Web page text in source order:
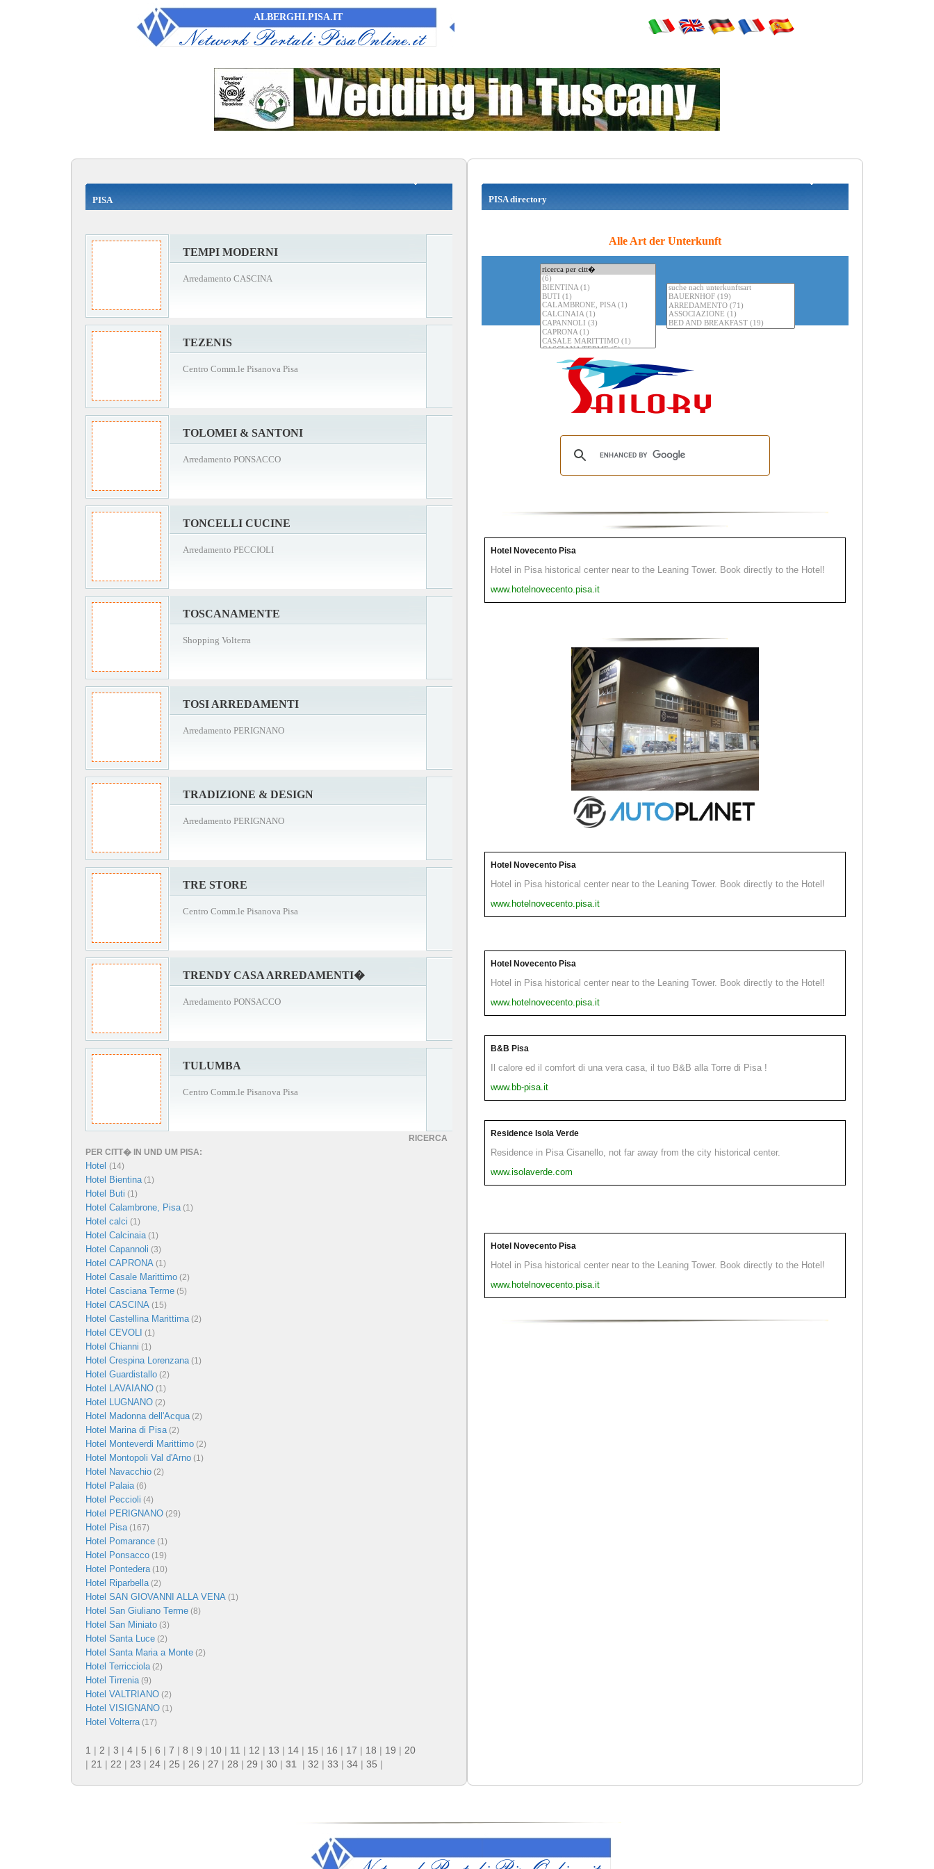
ALBERGHI.PISA.IT
PISA
TEMPI MODERNI
Arredamento CASCINA
TEZENIS
Centro Comm.le Pisanova Pisa
TOLOMEI & SANTONI
Arredamento PONSACCO
TONCELLI CUCINE
Arredamento PECCIOLI
TOSCANAMENTE
Shopping Volterra
TOSI ARREDAMENTI
Arredamento PERIGNANO
TRADIZIONE & DESIGN
Arredamento PERIGNANO
TRE STORE
Centro Comm.le Pisanova Pisa
TRENDY CASA ARREDAMENTI�
Arredamento PONSACCO
TULUMBA
Centro Comm.le Pisanova Pisa
RICERCA
PER CITT� IN UND UM PISA:
Hotel (14)
Hotel Bientina(1)
Hotel Buti (1)
Hotel Calambrone, Pisa(1)
Hotel calci (1)
Hotel Calcinaia(1)
Hotel Capannoli (3)
Hotel CAPRONA (1)
Hotel Casale Marittimo (2)
Hotel Casciana Terme (5)
Hotel CASCINA (15)
Hotel Castellina Marittima(2)
Hotel CEVOLI (1)
Hotel Chianni (1)
Hotel Crespina Lorenzana(1)
Hotel Guardistallo (2)
Hotel LAVAIANO (1)
Hotel LUGNANO (2)
Hotel Madonna dell'Acqua(2)
Hotel Marina di Pisa(2)
Hotel Monteverdi Marittimo (2)
Hotel Montopoli Val d'Arno (1)
Hotel Navacchio (2)
Hotel Palaia(6)
Hotel Peccioli (4)
Hotel PERIGNANO (29)
Hotel Pisa(167)
Hotel Pomarance (1)
Hotel Ponsacco (19)
Hotel Pontedera(10)
Hotel Riparbella(2)
Hotel SAN GIOVANNI ALLA VENA (1)
Hotel San Giuliano Terme (8)
Hotel San Miniato (3)
Hotel Santa Luce (2)
Hotel Santa Maria a Monte (2)
Hotel Terricciola(2)
Hotel Tirrenia(9)
Hotel VALTRIANO (2)
Hotel VISIGNANO (1)
Hotel Volterra(17)
1 | 2 | 3 | 4 | 5 | 6 | 7 | 8 | 9 | 10 | 11 | 12 | 13 | 14 | 15 | 16 | 17 | 18 | 19 | 20
| 21 | 22 | 23 | 24 | 25 | 26 | 27 | 28 | 29 | 30 | 31 | 32 | 33 | 34 | 35 |
PISA directory
Alle Art der Unterkunft
Hotel Novecento Pisa
Hotel in Pisa historical center near to the Leaning Tower. Book directly to the Hotel!
www.hotelnovecento.pisa.it
Hotel Novecento Pisa
Hotel in Pisa historical center near to the Leaning Tower. Book directly to the Hotel!
www.hotelnovecento.pisa.it
Hotel Novecento Pisa
Hotel in Pisa historical center near to the Leaning Tower. Book directly to the Hotel!
www.hotelnovecento.pisa.it
B&B Pisa
Il calore ed il comfort di una vera casa, il tuo B&B alla Torre di Pisa !
www.bb-pisa.it
Residence Isola Verde
Residence in Pisa Cisanello, not far away from the city historical center.
www.isolaverde.com
Hotel Novecento Pisa
Hotel in Pisa historical center near to the Leaning Tower. Book directly to the Hotel!
www.hotelnovecento.pisa.it